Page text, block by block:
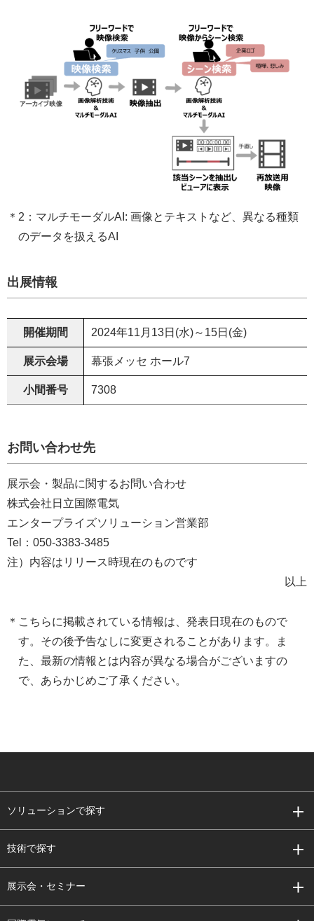
2：マルチモーダルAI: 画像とテキストなど、異なる種類
のデータを扱えるAI
出展情報
開催期間 2024年11月13日(水)～15日(金)
展示会場 幕張メッセ ホール7
小間番号 7308
お問い合わせ先
展示会・製品に関するお問い合わせ
株式会社日立国際電気
エンタープライズソリューション営業部
Tel：050-3383-3485
注）内容はリリース時現在のものです
以上
こちらに掲載されている情報は、発表日現在のもので
す。その後予告なしに変更されることがあります。ま
た、最新の情報とは内容が異なる場合がございますの
で、あらかじめご了承ください。
ソリューションで探す
技術で探す
展示会・セミナー